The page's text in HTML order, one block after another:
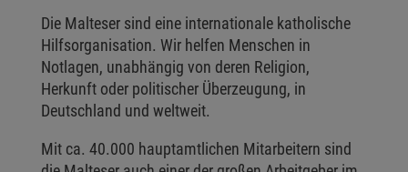
Die Malteser sind eine internationale katholische
Hilfsorganisation. Wir helfen Menschen in
Notlagen, unabhängig von deren Religion,
Herkunft oder politischer Überzeugung, in
Deutschland und weltweit.
Mit ca. 40.000 hauptamtlichen Mitarbeitern sind